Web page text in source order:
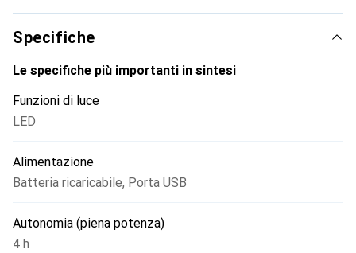
protezione IP54 lo protegge da polvere e spruzzi d'acqua.
Il funzionamento a batteria consente un'autonomia di fino
a 32 ore a piena potenza, rendendolo ideale per utilizzi
prolungati.
Specifiche
Le specifiche più importanti in sintesi
Funzioni di luce
LED
Alimentazione
Batteria ricaricabile, Porta USB
Autonomia (piena potenza)
4 h